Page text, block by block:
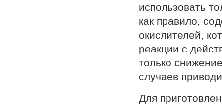
использовать
как правило,
окислителей,
реакции с
только
случаев
Для